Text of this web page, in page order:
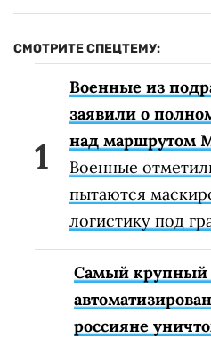
СМОТРИТЕ СПЕЦТЕМУ:
Военные из
заявили о
над маршрутом
Военные
пытаются
логистику под
Самый крупный
россияне